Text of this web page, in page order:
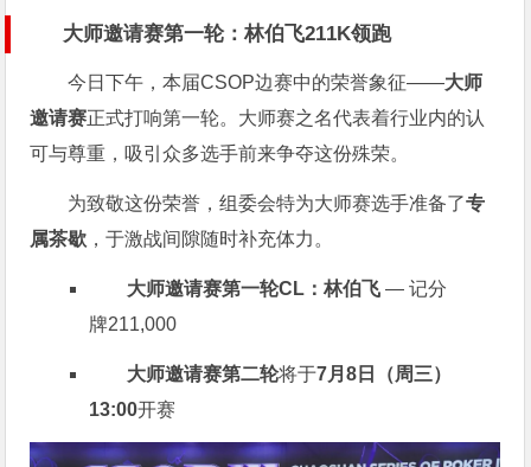
大师邀请赛第一轮：林伯飞211K领跑
今日下午，本届CSOP边赛中的荣誉象征——大师
邀请赛正式打响第一轮。大师赛之名代表着行业内的认
可与尊重，吸引众多选手前来争夺这份殊荣。
为致敬这份荣誉，组委会特为大师赛选手准备了专
属茶歇 ，于激战间隙随时补充体力。
大师邀请赛第一轮CL：林伯飞 — 记分
牌211,000
大师邀请赛第二轮将于7月8日（周三）
13:00开赛